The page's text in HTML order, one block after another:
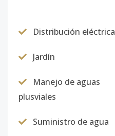
Distribución eléctrica
Jardín
Manejo de aguas
plusviales
Suministro de agua